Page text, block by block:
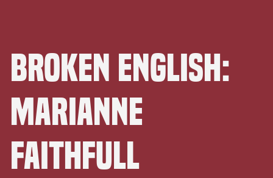
Broken English:
Marianne
Faithfull